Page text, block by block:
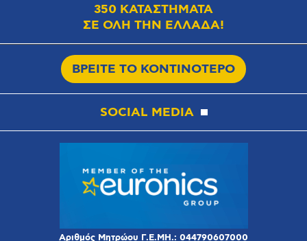
350 ΚΑΤΑΣΤΗΜΑΤΑ
ΣΕ ΟΛΗ ΤΗΝ ΕΛΛΑΔΑ!
ΒΡΕΙΤΕ ΤΟ ΚΟΝΤΙΝΟΤΕΡΟ
SOCIAL MEDIA